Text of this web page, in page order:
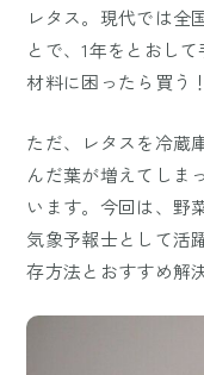
レタス。現代では全
とで、1年をとおし
材料に困ったら買う
ただ、レタスを冷蔵
んだ葉が増えてしま
います。今回は、野
気象予報士として活
存方法とおすすめ解